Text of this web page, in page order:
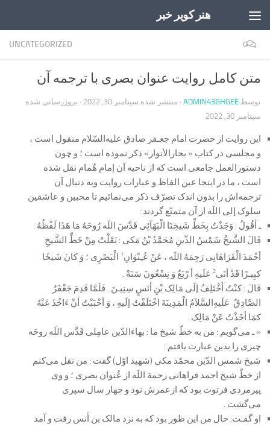
هنر کویر خبر
UNCATEGORIZED 0
متن کامل روایت عنوان بصری با ترجمه آن
توسط ADMIN43GHGEE · منتشر شده سپتامبر 30, 2022
· بروزرسانی شده
سپتامبر 30, 2022
این روایت از حضرت امام جعـفر صادق علیه‌السّلام منقول است ،
و مجلسی در کتاب « بحارالأنوار» ذکر نموده است ؛ و چون
دستورالعمل جامعی است که از ناحیه‌ آن إمام هُمام نقل شده
است ، ما در اینجا عین الفاظ و عبارات روایت وبه دنبال آن
ترجمه‌اش را بدون اندک تصرّف ذکر می‌نمائیم تا محبین و عاشقین
سلوک إلی اللَه از آن متمتّع گردند :
ـ أقُولُ : وَجَدْتُ بِخَطِّ شَیخِنَا الْبَهَآئِی قَدَّسَ اللَه رُوحَهُ مَا هَذَا لَفْظُهُ :
قَالَ الشَّیخُ شَمْسُ الدِّینِ مُحَمَّدُ بْنُ مَکی : نَقَلْتُ مِنْ خَطِّ الشَّیخِ
أحْمَدَ الْفَرَاهَانِی رَحِمَهُ اللَه ، عَنْ عُـِنْوَانِ1 الْبَصْرِی ؛ وَ کانَ شَیخًا
کبِیـرًا قَدْ أتَی2 عَلَیهِ أ رْبَعٌ وَ تِسْعُونَ سَنَةً .
قَالَ : کنْتُ أخْتَلِفُ إلَی مَالِک بْنِ أنَسٍ سِنِیـنَ . فَلَمَّا قَدِمَ جَعْفَرٌ
الصَّادِقُ عَلَیهِ‌السَّلاَمُ الْمَدِینَةَ اخْتَلَفْتُ إلَیهِ ، وَ أحْبَبْتُ أنْ ءَ‌اخُذَ عَنْهُ
کمَا أخَذْتُ عَنْ مَالِک .
« ـ می‌گویم : من به خطّ شیخ ما : بهاء‌الدّین عامِلی قَدَّس اللَه روحَه
چیزی را بدین عبارت یافتم :
شیخ شمس الدّین محمّد مکی (شهید اوّل) گفت : من نقل می‌کنم
از خطّ شیخ احمد فراهانی رحمة اللَه از عُنوان بصری ؛ و وی
پیرمردی فرتوت بود که ازعمرش نود و چهار سال سپری
می‌گشت .
او گفـت: حال من این طور بود که به نزد مالک بن أنس رفت و آمد